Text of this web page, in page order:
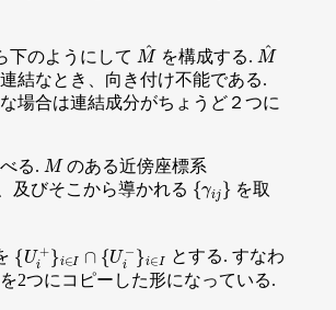
下のようにして M^を構成する. M^
結なとき、向き付け不能である.
場合は連結成分がちょうど２つに
る. Mのある近傍座標系
、及びそこから導かれる {γ } を取
{Ui +} {U − I
とする. すなわ
2つにコピーした形になっている.